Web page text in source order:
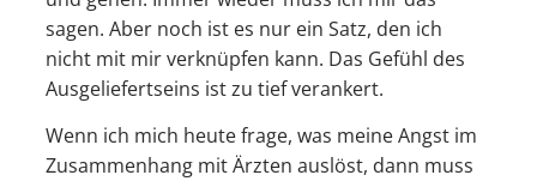
sagen. Aber noch ist es nur ein Satz, den ich
nicht mit mir verknüpfen kann. Das Gefühl des
Ausgeliefertseins ist zu tief verankert.
Wenn ich mich heute frage, was meine Angst im
Zusammenhang mit Ärzten auslöst, dann muss